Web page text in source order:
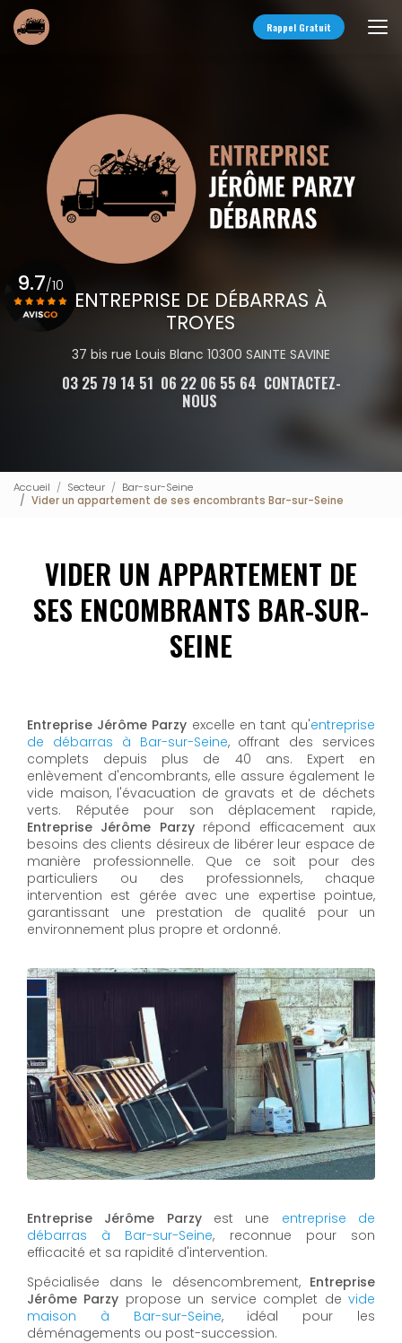
Aller
au
contenu
Rappel Gratuit
ENTREPRISE DE DÉBARRAS À
TROYES
37 bis rue Louis Blanc 10300 SAINTE SAVINE
03 25 79 14 51 06 22 06 55 64 CONTACTEZ-
NOUS
9.7/10
Accueil Secteur
Bar-sur-Seine
Vider un appartement de ses encombrants Bar-sur-Seine
VIDER UN APPARTEMENT DE
SES ENCOMBRANTS BAR-SUR-
SEINE
Entreprise Jérôme Parzy excelle en tant qu'entreprise
de débarras à Bar-sur-Seine, offrant des services
complets depuis plus de 40 ans. Expert en
enlèvement d'encombrants, elle assure également le
vide maison, l'évacuation de gravats et de déchets
verts. Réputée pour son déplacement rapide,
Entreprise Jérôme Parzyrépond efficacement aux
besoins des clients désireux de libérer leur espace de
manière professionnelle. Que ce soit pour des
particuliers ou des professionnels, chaque
intervention est gérée avec une expertise pointue,
garantissant une prestation de qualité pour un
environnement plus propre et ordonné.
Entreprise Jérôme Parzyest une entreprise de
débarras à Bar-sur-Seine, reconnue pour son
efficacité et sa rapidité d'intervention.
Spécialisée dans le désencombrement, Entreprise
Jérôme Parzy propose un service complet devide
maison à Bar-sur-Seine, idéal pour les
déménagements ou post-succession.